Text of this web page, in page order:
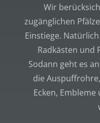
Wir
zugänglichen
Einstiege.
Radkästen und
Sodann geht es
die
Ecken,